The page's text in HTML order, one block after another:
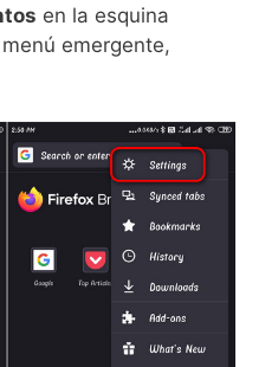
en la esquina
emergente,